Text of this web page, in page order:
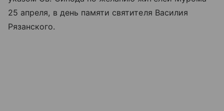
25 апреля, в день памяти святителя Василия
Рязанского.